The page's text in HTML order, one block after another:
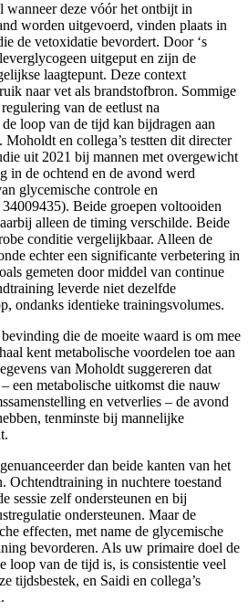
wanneer deze vóór het ontbijt in
worden uitgevoerd, vinden plaats in
de vetoxidatie bevordert. Door ‘s
uitgeput en zijn de
laagtepunt. Deze context
naar vet als brandstofbron. Sommige
van de eetlust na
loop van de tijd kan bijdragen aan
Moholdt en collega’s testten dit directer
uit 2021 bij mannen met overgewicht
in de ochtend en de avond werd
glycemische controle en
Beide groepen voltooiden
alleen de timing verschilde. Beide
conditie vergelijkbaar. Alleen de
echter een significante verbetering in
gemeten door middel van continue
leverde niet dezelfde
ondanks identieke trainingsvolumes.
die de moeite waard is om mee
kent metabolische voordelen toe aan
van Moholdt suggereren dat
een metabolische uitkomst die nauw
en vetverlies – de avond
tenminste bij mannelijke
dan beide kanten van het
Ochtendtraining in nuchtere toestand
sessie zelf ondersteunen en bij
ondersteunen. Maar de
effecten, met name de glycemische
bevorderen. Als uw primaire doel de
loop van de tijd is, is consistentie veel
tijdsbestek, en Saidi en collega’s